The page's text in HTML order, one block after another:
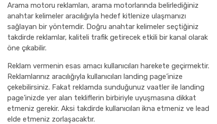
Arama motoru reklamları, arama motorlarında belirlediğiniz
anahtar kelimeler aracılığıyla hedef kitlenize ulaşmanızı
sağlayan bir yöntemdir. Doğru anahtar kelimeler seçtiğiniz
takdirde reklamlar, kaliteli trafik getirecek etkili bir kanal olarak
öne çıkabilir.
Reklam vermenin esas amacı kullanıcıları harekete geçirmektir.
Reklamlarınız aracılığıyla kullanıcıları landing page’inize
çekebilirsiniz. Fakat reklamda sunduğunuz vaatler ile landing
page’inizde yer alan tekliflerin birbiriyle uyuşmasına dikkat
etmeniz gerekir. Aksi takdirde kullanıcıları ikna etmeniz ve lead
elde etmeniz zorlaşacaktır.